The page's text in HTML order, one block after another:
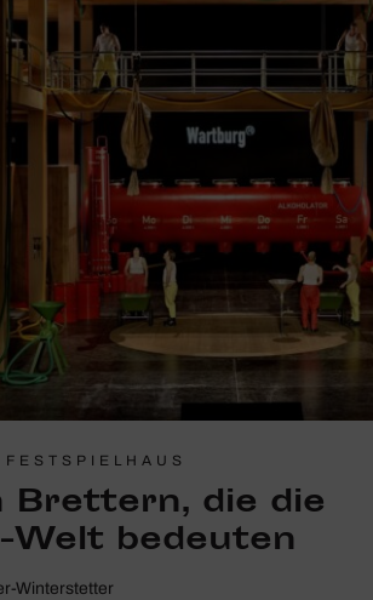
Bret­tern, die die
Welt bedeuten
Winterstetter